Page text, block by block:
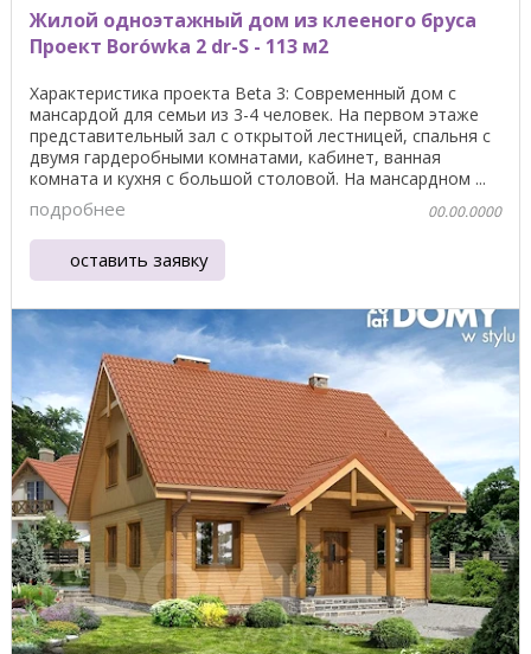
Жилой одноэтажный дом из клееного бруса
Проект Borówka 2 dr-S - 113 м2
Характеристика проекта Beta 3: Современный дом с
мансардой для семьи из 3-4 человек. На первом этаже
представительный зал с открытой лестницей, спальня с
двумя гардеробными комнатами, кабинет, ванная
комната и кухня с большой столовой. На мансардном ...
подробнее 00.00.0000
оставить заявку